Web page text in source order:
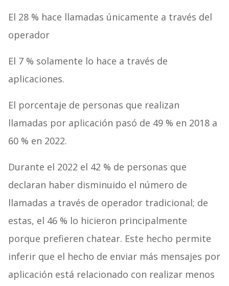
El 28 % hace llamadas únicamente a través del
operador
El 7 % solamente lo hace a través de
aplicaciones.
El porcentaje de personas que realizan
llamadas por aplicación pasó de 49 % en 2018 a
60 % en 2022.
Durante el 2022 el 42 % de personas que
declaran haber disminuido el número de
llamadas a través de operador tradicional; de
estas, el 46 % lo hicieron principalmente
porque prefieren chatear. Este hecho permite
inferir que el hecho de enviar más mensajes por
aplicación está relacionado con realizar menos